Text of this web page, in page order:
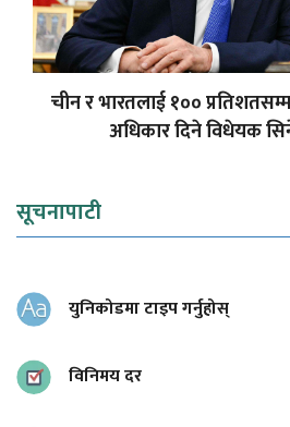
चीन र ‍भारतलाई १००
अधिकार दिने विधेयक
सूचनापाटी
युनिकोडमा टाइप गर्नुहोस्
विनिमय दर